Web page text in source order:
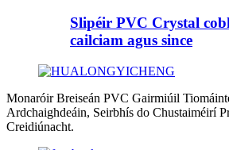
Slipéir PVC Crystal
cailciam agus since
Monaróir Breiseán PVC Gairmiúil
Ardchaighdeáin, Seirbhís do Chustaiméirí
Creidiúnacht.